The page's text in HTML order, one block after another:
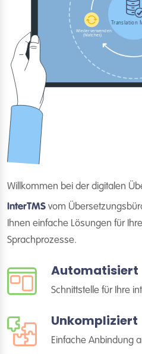
Willkommen bei der digitalen
InterTMS vom
Ihnen einfache Lösungen für
Sprachprozesse.
Automatisiert
Schnittstelle für Ihre
Unkompliziert
Einfache Anbindung